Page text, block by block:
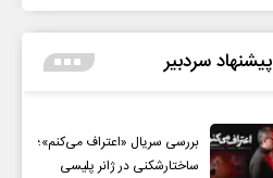
پیشنهاد سردبیر
بررسی سریال «اعتراف می‌کنم»؛
ساختارشکنی در ژانر پلیسی
صفحات نخست روزنامه ها‌ی‌سه‌شنبه ۶ مردادماه